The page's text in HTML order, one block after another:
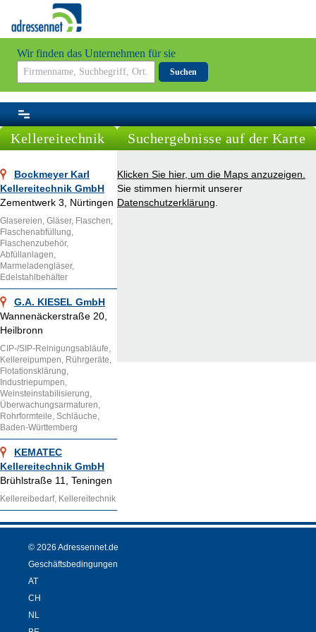
Wir finden das Unternehmen für sie
Suchen
Kellereitechnik
Bockmeyer Karl
Kellereitechnik GmbH
Zementwerk 3, Nürtingen
Glasereien, Gläser, Flaschen,
Flaschenabfüllung,
Flaschenzubehör,
Abfüllanlagen,
Marmeladengläser,
Edelstahlbehälter
G.A. KIESEL GmbH
Wannenäckerstraße 20,
Heilbronn
CIP-/SIP-Reinigungsabläufe,
Kellereipumpen, Rührgeräte,
Flotationsklärung,
Industriepumpen,
Weinsteinstabilisierung,
Überwachungsarmaturen,
Rohrformteile, Schläuche,
Baden-Württemberg
KEMATEC
Kellereitechnik GmbH
Brühlstraße 11, Teningen
Kellereibedarf, Kellereitechnik
Suchergebnisse auf der Karte
Klicken Sie hier, um die Maps anzuzeigen.
Sie stimmen hiermit unserer
Datenschutzerklärung
© 2026 Adressennet.de
Geschäftsbedingungen
AT
CH
NL